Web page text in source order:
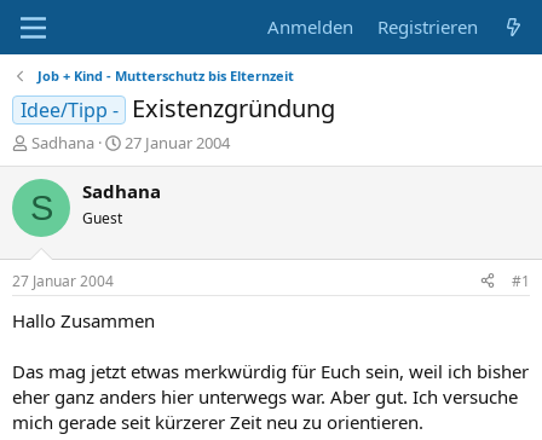
Anmelden Registrieren
Job + Kind - Mutterschutz bis Elternzeit
Idee/Tipp - Existenzgründung
E
r
s
t
e
r
Sadhana
E
r
s
t
a
27 Januar 2004
S Sadhana
Guest
27 Januar 2004 #1
Hallo Zusammen
Das mag jetzt etwas merkwürdig für Euch sein, weil ich bisher
eher ganz anders hier unterwegs war. Aber gut. Ich versuche
mich gerade seit kürzerer Zeit neu zu orientieren.